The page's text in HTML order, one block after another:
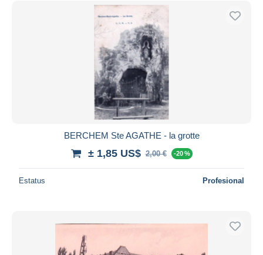
BERCHEM Ste AGATHE - la grotte
± 1,85 US$ 2,00 € -20 %
Estatus Profesional